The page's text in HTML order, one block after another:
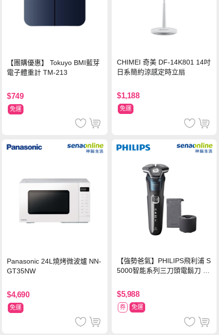
【團購優惠】 Tokuyo BMI藍芽
電子體重計 TM-213
$749
免運
CHIMEI 奇美 DF-14K801 14吋
日系簡約涼感定時立扇
$1,188
免運
Panasonic 24L燒烤微波爐 NN-
GT35NW
$4,690
免運
【強勢爸氣】PHILIPS飛利浦 S
5000智能系列三刀頭電鬍刀 S5
$5,988
券 免運